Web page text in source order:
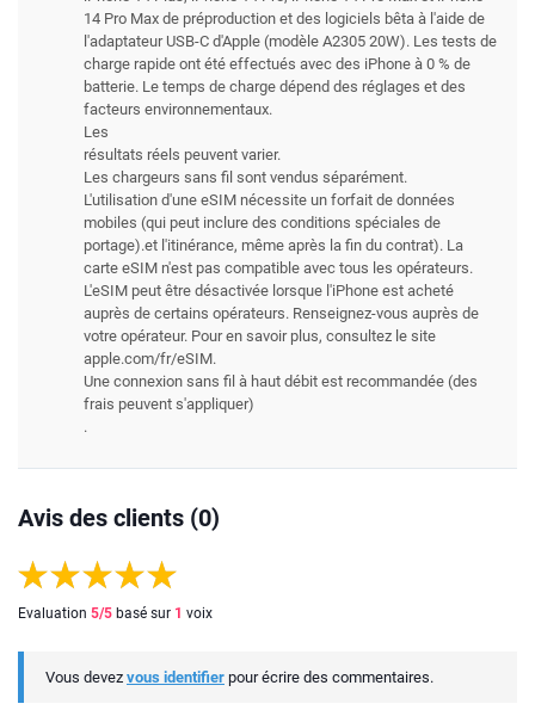
14 Pro Max de préproduction et des logiciels bêta à l'aide de
l'adaptateur USB-C d'Apple (modèle A2305 20W). Les tests de
charge rapide ont été effectués avec des iPhone à 0 % de
batterie. Le temps de charge dépend des réglages et des
facteurs environnementaux.
Les
résultats réels peuvent varier.
Les chargeurs sans fil sont vendus séparément.
L'utilisation d'une eSIM nécessite un forfait de données
mobiles (qui peut inclure des conditions spéciales de
portage).et l'itinérance, même après la fin du contrat). La
carte eSIM n'est pas compatible avec tous les opérateurs.
L'eSIM peut être désactivée lorsque l'iPhone est acheté
auprès de certains opérateurs. Renseignez-vous auprès de
votre opérateur. Pour en savoir plus, consultez le site
apple.com/fr/eSIM.
Une connexion sans fil à haut débit est recommandée (des
frais peuvent s'appliquer)
.
Avis des clients (0)
Evaluation 5/5 basé sur 1 voix
Vous devez vous identifier pour écrire des commentaires.